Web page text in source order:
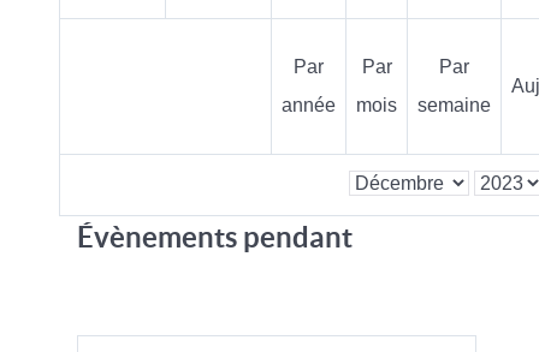
Par
année
Par
mois
Par
semaine
Évènements pendant